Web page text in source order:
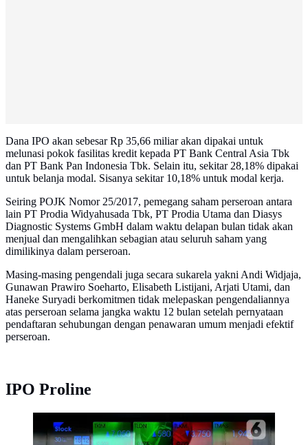
Dana IPO akan sebesar Rp 35,66 miliar akan dipakai untuk
melunasi pokok fasilitas kredit kepada PT Bank Central Asia Tbk
dan PT Bank Pan Indonesia Tbk. Selain itu, sekitar 28,18% dipakai
untuk belanja modal. Sisanya sekitar 10,18% untuk modal kerja.
Seiring POJK Nomor 25/2017, pemegang saham perseroan antara
lain PT Prodia Widyahusada Tbk, PT Prodia Utama dan Diasys
Diagnostic Systems GmbH dalam waktu delapan bulan tidak akan
menjual dan mengalihkan sebagian atau seluruh saham yang
dimilikinya dalam perseroan.
Masing-masing pengendali juga secara sukarela yakni Andi Widjaja,
Gunawan Prawiro Soeharto, Elisabeth Listijani, Arjati Utami, dan
Haneke Suryadi berkomitmen tidak melepaskan pengendaliannya
atas perseroan selama jangka waktu 12 bulan setelah pernyataan
pendaftaran sehubungan dengan penawaran umum menjadi efektif
perseroan.
IPO Proline
Layar yang menampilkan Indeks Harga Saham
Gabungan (IHSG). (Liputan6.com/Angga Yuniar)